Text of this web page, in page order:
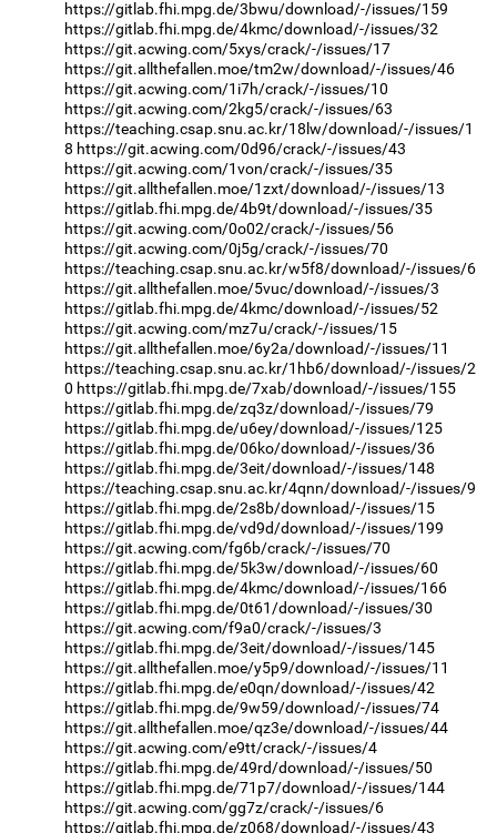
https://gitlab.fhi.mpg.de/3bwu/download/-/issues/159
https://gitlab.fhi.mpg.de/4kmc/download/-/issues/32
https://git.acwing.com/5xys/crack/-/issues/17
https://git.allthefallen.moe/tm2w/download/-/issues/46
https://git.acwing.com/1i7h/crack/-/issues/10
https://git.acwing.com/2kg5/crack/-/issues/63
https://teaching.csap.snu.ac.kr/18lw/download/-/issues/1
8 https://git.acwing.com/0d96/crack/-/issues/43
https://git.acwing.com/1von/crack/-/issues/35
https://git.allthefallen.moe/1zxt/download/-/issues/13
https://gitlab.fhi.mpg.de/4b9t/download/-/issues/35
https://git.acwing.com/0o02/crack/-/issues/56
https://git.acwing.com/0j5g/crack/-/issues/70
https://teaching.csap.snu.ac.kr/w5f8/download/-/issues/6
https://git.allthefallen.moe/5vuc/download/-/issues/3
https://gitlab.fhi.mpg.de/4kmc/download/-/issues/52
https://git.acwing.com/mz7u/crack/-/issues/15
https://git.allthefallen.moe/6y2a/download/-/issues/11
https://teaching.csap.snu.ac.kr/1hb6/download/-/issues/2
0 https://gitlab.fhi.mpg.de/7xab/download/-/issues/155
https://gitlab.fhi.mpg.de/zq3z/download/-/issues/79
https://gitlab.fhi.mpg.de/u6ey/download/-/issues/125
https://gitlab.fhi.mpg.de/06ko/download/-/issues/36
https://gitlab.fhi.mpg.de/3eit/download/-/issues/148
https://teaching.csap.snu.ac.kr/4qnn/download/-/issues/9
https://gitlab.fhi.mpg.de/2s8b/download/-/issues/15
https://gitlab.fhi.mpg.de/vd9d/download/-/issues/199
https://git.acwing.com/fg6b/crack/-/issues/70
https://gitlab.fhi.mpg.de/5k3w/download/-/issues/60
https://gitlab.fhi.mpg.de/4kmc/download/-/issues/166
https://gitlab.fhi.mpg.de/0t61/download/-/issues/30
https://git.acwing.com/f9a0/crack/-/issues/3
https://gitlab.fhi.mpg.de/3eit/download/-/issues/145
https://git.allthefallen.moe/y5p9/download/-/issues/11
https://gitlab.fhi.mpg.de/e0qn/download/-/issues/42
https://gitlab.fhi.mpg.de/9w59/download/-/issues/74
https://git.allthefallen.moe/qz3e/download/-/issues/44
https://git.acwing.com/e9tt/crack/-/issues/4
https://gitlab.fhi.mpg.de/49rd/download/-/issues/50
https://gitlab.fhi.mpg.de/71p7/download/-/issues/144
https://git.acwing.com/gg7z/crack/-/issues/6
https://gitlab.fhi.mpg.de/z068/download/-/issues/43